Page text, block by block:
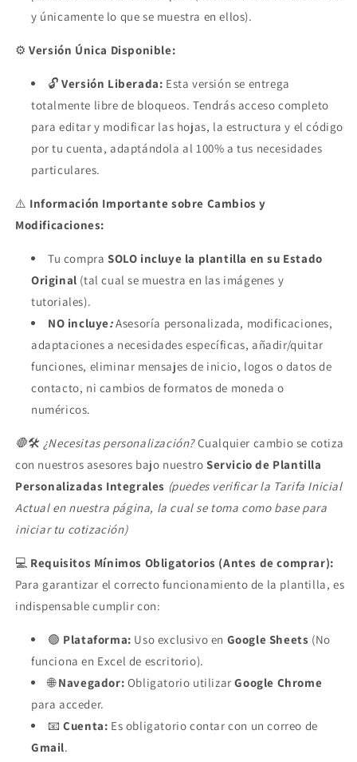
y únicamente lo que se muestra en ellos).
⚙️Versión Única Disponible:
🔓Versión Liberada: Esta versión se entrega
totalmente libre de bloqueos. Tendrás acceso completo
para editar y modificar las hojas, la estructura y el código
por tu cuenta, adaptándola al 100% a tus necesidades
particulares.
⚠️ Información Importante sobre Cambios y
Modificaciones:
Tu compra SOLO incluye la plantilla en su Estado
Original (tal cual se muestra en las imágenes y
tutoriales).
NO incluye:Asesoría personalizada, modificaciones,
adaptaciones a necesidades específicas, añadir/quitar
funciones, eliminar mensajes de inicio, logos o datos de
contacto, ni cambios de formatos de moneda o
numéricos.
🛑🛠️ ¿Necesitas personalización?Cualquier cambio se cotiza
con nuestros asesores bajo nuestroServicio de Plantilla
Personalizadas Integrales (puedes verificar la Tarifa Inicial
Actual en nuestra página, la cual se toma como base para
iniciar tu cotización)
💻 Requisitos Mínimos Obligatorios (Antes de comprar):
Para garantizar el correcto funcionamiento de la plantilla, es
indispensable cumplir con:
🟢 Plataforma: Uso exclusivo en Google Sheets (No
funciona en Excel de escritorio).
🌐Navegador: Obligatorio utilizarGoogle Chrome
para acceder.
📧Cuenta: Es obligatorio contar con un correo de
Gmail.